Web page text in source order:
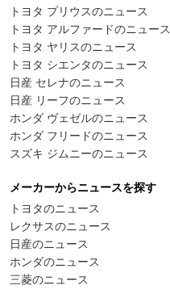
トヨタ プリウスのニュース
トヨタ アルファードのニュース
トヨタ ヤリスのニュース
トヨタ シエンタのニュース
日産 セレナのニュース
日産 リーフのニュース
ホンダ ヴェゼルのニュース
ホンダ フリードのニュース
スズキ ジムニーのニュース
メーカーからニュースを探す
トヨタのニュース
レクサスのニュース
日産のニュース
ホンダのニュース
三菱のニュース